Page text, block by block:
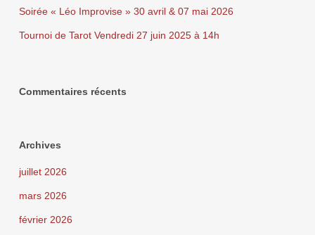
Soirée « Léo Improvise » 30 avril & 07 mai 2026
Tournoi de Tarot Vendredi 27 juin 2025 à 14h
Commentaires récents
Archives
juillet 2026
mars 2026
février 2026